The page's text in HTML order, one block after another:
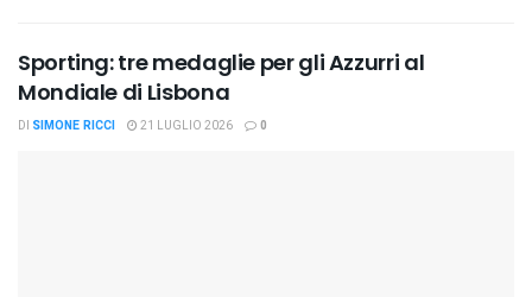
Sporting: tre medaglie per gli Azzurri al
Mondiale di Lisbona
DI SIMONE RICCI 21 LUGLIO 2026 0